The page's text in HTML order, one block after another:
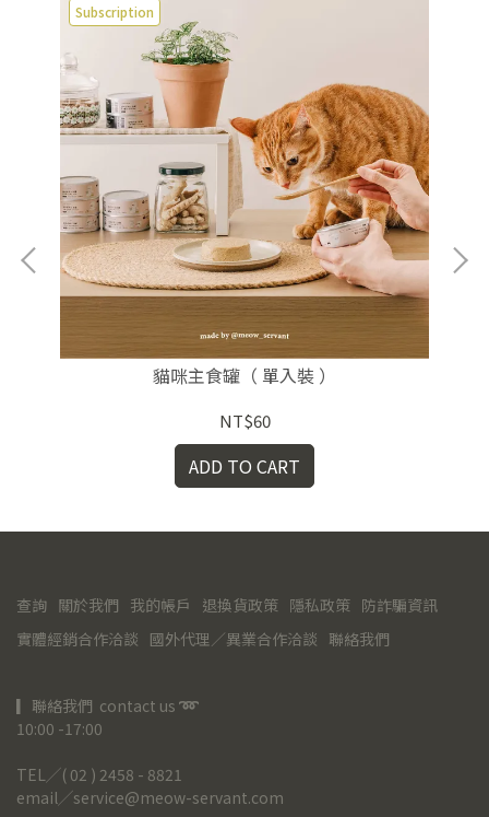
Subscription
貓咪主食罐（ 單入裝 ）
NT$60
ADD TO CART
查詢 關於我們 我的帳戶 退換貨政策 隱私政策 防詐騙資訊
實體經銷合作洽談 國外代理／異業合作洽談 聯絡我們
▎聯絡我們  contact us ➿
10:00 -17:00
TEL╱( 02 ) 2458 - 8821
email╱service@meow-servant.com